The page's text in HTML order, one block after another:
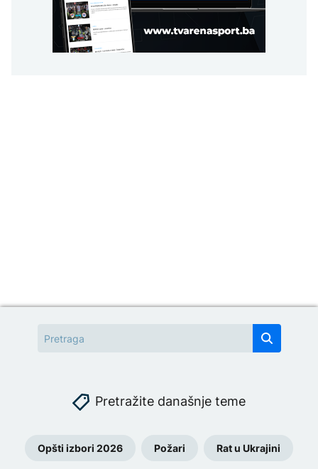
Pretražite današnje teme
Opšti izbori 2026 Požari Rat u Ukrajini